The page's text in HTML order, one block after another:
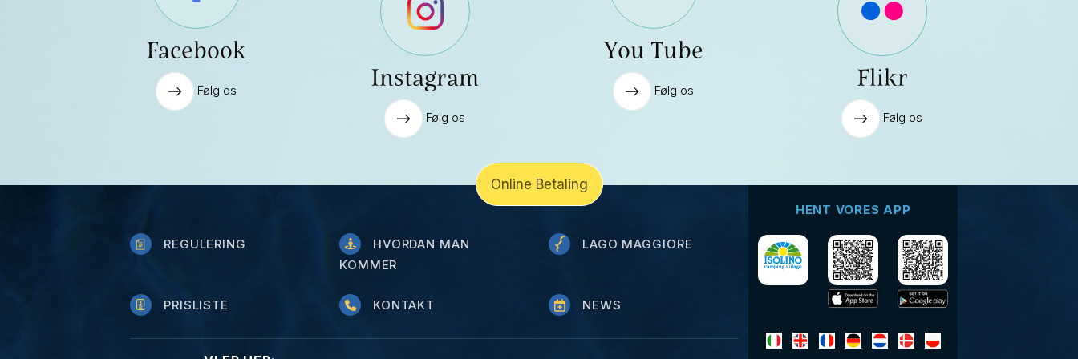
Facebook
Følg os Instagram
Følg os
You Tube
Følg os Flikr
Følg os
REGULERING
HVORDAN MAN
KOMMER
LAGO MAGGIORE
PRISLISTE KONTAKT NEWS
HENT VORES APP
Online Betaling